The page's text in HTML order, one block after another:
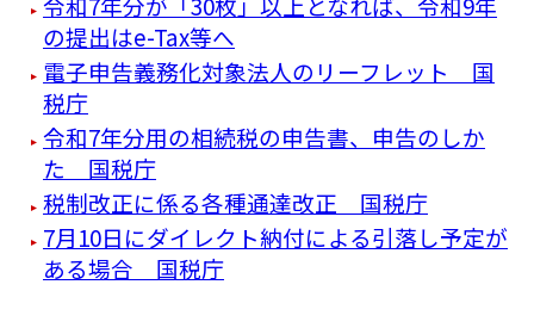
の提出はe-Tax等へ
電子申告義務化対象法人のリーフレット 国
税庁
令和7年分用の相続税の申告書、申告のしか
た 国税庁
税制改正に係る各種通達改正 国税庁
7月10日にダイレクト納付による引落し予定が
ある場合 国税庁